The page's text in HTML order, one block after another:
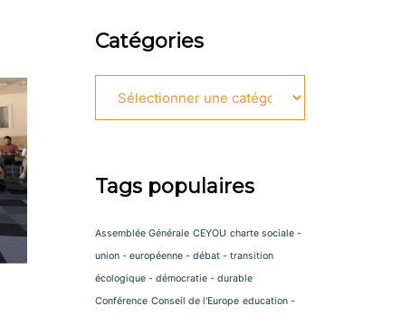
Catégories
Tags populaires
Assemblée Générale CEYOU charte sociale -
union - européenne - débat - transition
écologique - démocratie - durable
Conférence Conseil de l'Europe education -